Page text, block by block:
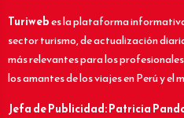
Turiwebes la plataforma
sector turismo, de actualización
más relevantes para los
los amantes de los viajes en Perú y el
Jefa de Publicidad: Patricia